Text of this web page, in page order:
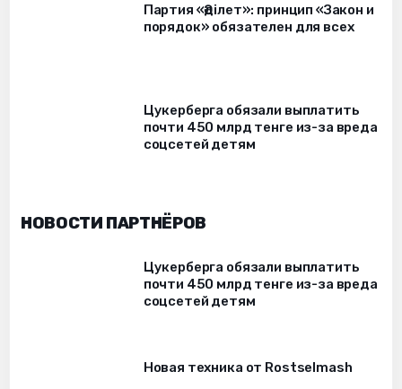
Партия «Әділет»: принцип «Закон и
порядок» обязателен для всех
Цукерберга обязали выплатить
почти 450 млрд тенге из-за вреда
соцсетей детям
НОВОСТИ ПАРТНЁРОВ
Цукерберга обязали выплатить
почти 450 млрд тенге из-за вреда
соцсетей детям
Новая техника от Rostselmash